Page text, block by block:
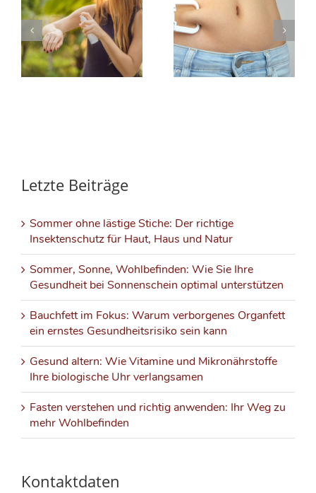
Letzte Beiträge
Sommer ohne lästige Stiche: Der richtige
Insektenschutz für Haut, Haus und Natur
Sommer, Sonne, Wohlbefinden: Wie Sie Ihre
Gesundheit bei Sonnenschein optimal unterstützen
Bauchfett im Fokus: Warum verborgenes Organfett
ein ernstes Gesundheitsrisiko sein kann
Gesund altern: Wie Vitamine und Mikronährstoffe
Ihre biologische Uhr verlangsamen
Fasten verstehen und richtig anwenden: Ihr Weg zu
mehr Wohlbefinden
Kontaktdaten